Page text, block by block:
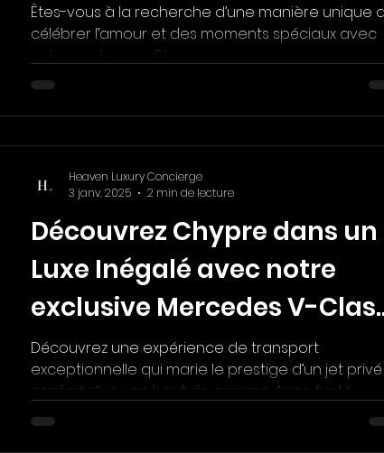
Êtes-vous à la recherche d’une manière unique
célébrer l’amour et des moments spéciaux avec
votre partenaire ? Imaginez une room...
Découvrez Chypre dans un
Luxe Inégalé avec notre
exclusive Mercedes V-
VIP
Découvrez une expérience de transport
exceptionnelle qui marie le prestige d’un jet
confort d’un van haut de gamme. Avec fierté,...
Heaven Luxury Concierge
3 janv. 2025
2 min de lecture